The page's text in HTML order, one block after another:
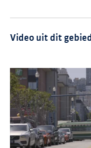
Video uit dit gebied